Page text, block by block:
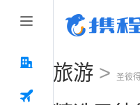
旅游 > 圣彼